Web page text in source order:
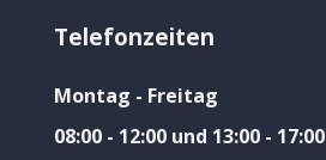
Telefonzeiten
Montag - Freitag
08:00 - 12:00 und 13:00 - 17:00